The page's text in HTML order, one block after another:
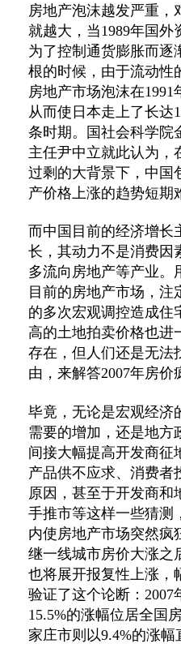
房地产泡沫越发严重，
就越大，当1989年国
为了控制通货膨胀而逐
根的时候，由于流动性
房地产市场泡沫在1991
从而使日本走上了长达
条时期。国社会科学院
主任尹中立就此认为，
过剩的大背景下，中国
产价格上涨的趋势短期
而中国目前的经济增长
长，其动力不是消费因
多流向房地产等产业。
目前的房地产市场，
的多次宏观调控造成住
高的土地拍卖价格也进
存在，但人们还是无法
由，来解答2007年房价
毕竟，无论是宏观经济
需要的增加，还是地方
间接大幅提高开发商征
产品供不应求、消费者
原因，甚至于开发商和
手推市等这样一些猜测
内使房地产市场突然疯
继一线城市房价大涨之
也将展开报复性上涨，
验证了这个论断：
15.5%的涨幅位居全国
家庄市则以9.4%的涨幅